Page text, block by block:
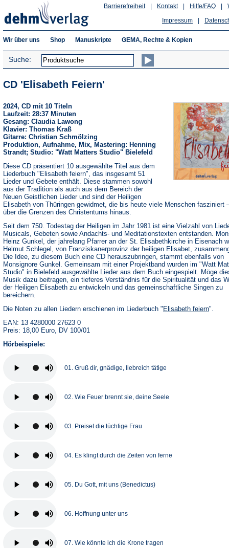
Hilfe/FAQ
Kontakt
Barrierefreiheit
Impressum
Wir über uns Shop Manuskripte GEMA, Rechte & Kopien
Suche:
CD 'Elisabeth Feiern'
2024, CD mit 10 Titeln
Laufzeit: 28:37 Minuten
Gesang: Claudia Lawong
Klavier: Thomas Kraß
Gitarre: Christian Schmölzing
Produktion, Aufnahme, Mix, Mastering: Henning
Strandt; Studio: "Watt Matters Studio" Bielefeld
Diese CD präsentiert 10 ausgewählte Titel aus dem
Liederbuch "Elisabeth feiern", das insgesamt 51
Lieder und Gebete enthält. Diese stammen sowohl
aus der Tradition als auch aus dem Bereich der
Neuen Geistlichen Lieder und sind der Heiligen
Elisabeth von Thüringen gewidmet, die bis heute viele Menschen fasziniert
über die Grenzen des Christentums hinaus.
Seit dem 750. Todestag der Heiligen im Jahr 1981 ist eine Vielzahl von
Musicals, Gebeten sowie Andachts- und Meditationstexten entstanden.
Heinz Gunkel, der jahrelang Pfarrer an der St. Elisabethkirche in Eisenach
Helmut Schlegel, von Franziskanerprovinz der heiligen Elisabet,
Die Idee, zu diesem Buch eine CD herauszubringen, stammt ebenfalls von
Monsignore Gunkel. Gemeinsam mit einer Projektband wurden im "Watt
Studio" in Bielefeld ausgewählte Lieder aus dem Buch eingespielt. Möge
Musik dazu beitragen, ein tieferes Verständnis für die Spiritualität und das
der Heiligen Elisabeth zu entwickeln und das gemeinschaftliche Singen zu
bereichern.
Die Noten zu allen Liedern erschienen im Liederbuch " Elisabeth feiern".
EAN: 13 4280000 27623 0
Preis: 18,00 Euro, DV 100/01
Hörbeispiele:
01. Gruß dir, gnädige, liebreich tätige
02. Wie Feuer brennt sie, deine Seele
03. Preiset die tüchtige Frau
04. Es klingt durch die Zeiten von ferne
05. Du Gott, mit uns (Benedictus)
06. Hoffnung unter uns
07. Wie könnte ich die Krone tragen